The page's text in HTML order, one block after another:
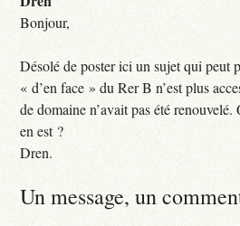
Bonjour,
Désolé de poster ici un sujet qui peut
« d’en face » du Rer B n’est plus
de domaine n’avait pas été renouvelé.
en est ?
Dren.
Un message, un